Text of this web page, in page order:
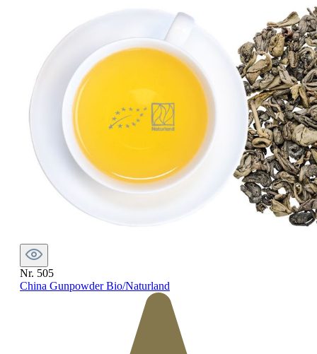
Nr. 505
China Gunpowder Bio/Naturland